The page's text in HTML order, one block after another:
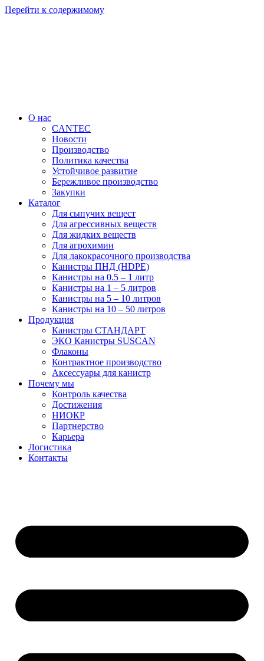
Перейти к содержимому
О нас
CANTEC
Новости
Производство
Политика качества
Устойчивое развитие
Бережливое производство
Закупки
Каталог
Для сыпучих вещест
Для агрессивных веществ
Для жидких веществ
Для агрохимии
Для лакокрасочного производства
Канистры ПНД (HDPE)
Канистры на 0.5 – 1 литр
Канистры на 1 – 5 литров
Канистры на 5 – 10 литров
Канистры на 10 – 50 литров
Продукция
Канистры СТАНДАРТ
ЭКО Канистры SUSCAN
Флаконы
Контрактное производство
Аксессуары для канистр
Почему мы
Контроль качества
Достижения
НИОКР
Партнерство
Карьера
Логистика
Контакты